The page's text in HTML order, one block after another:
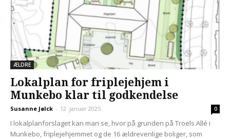
ÆLDRE
Lokalplan for friplejehjem i
Munkebo klar til godkendelse
Susanne Jølck - 12. januar 2025 0
I lokalplanforslaget kan man se, hvor på grunden på Troels Allé i
Munkebo, friplejehjemmet og de 16 ældrevenlige boliger, som